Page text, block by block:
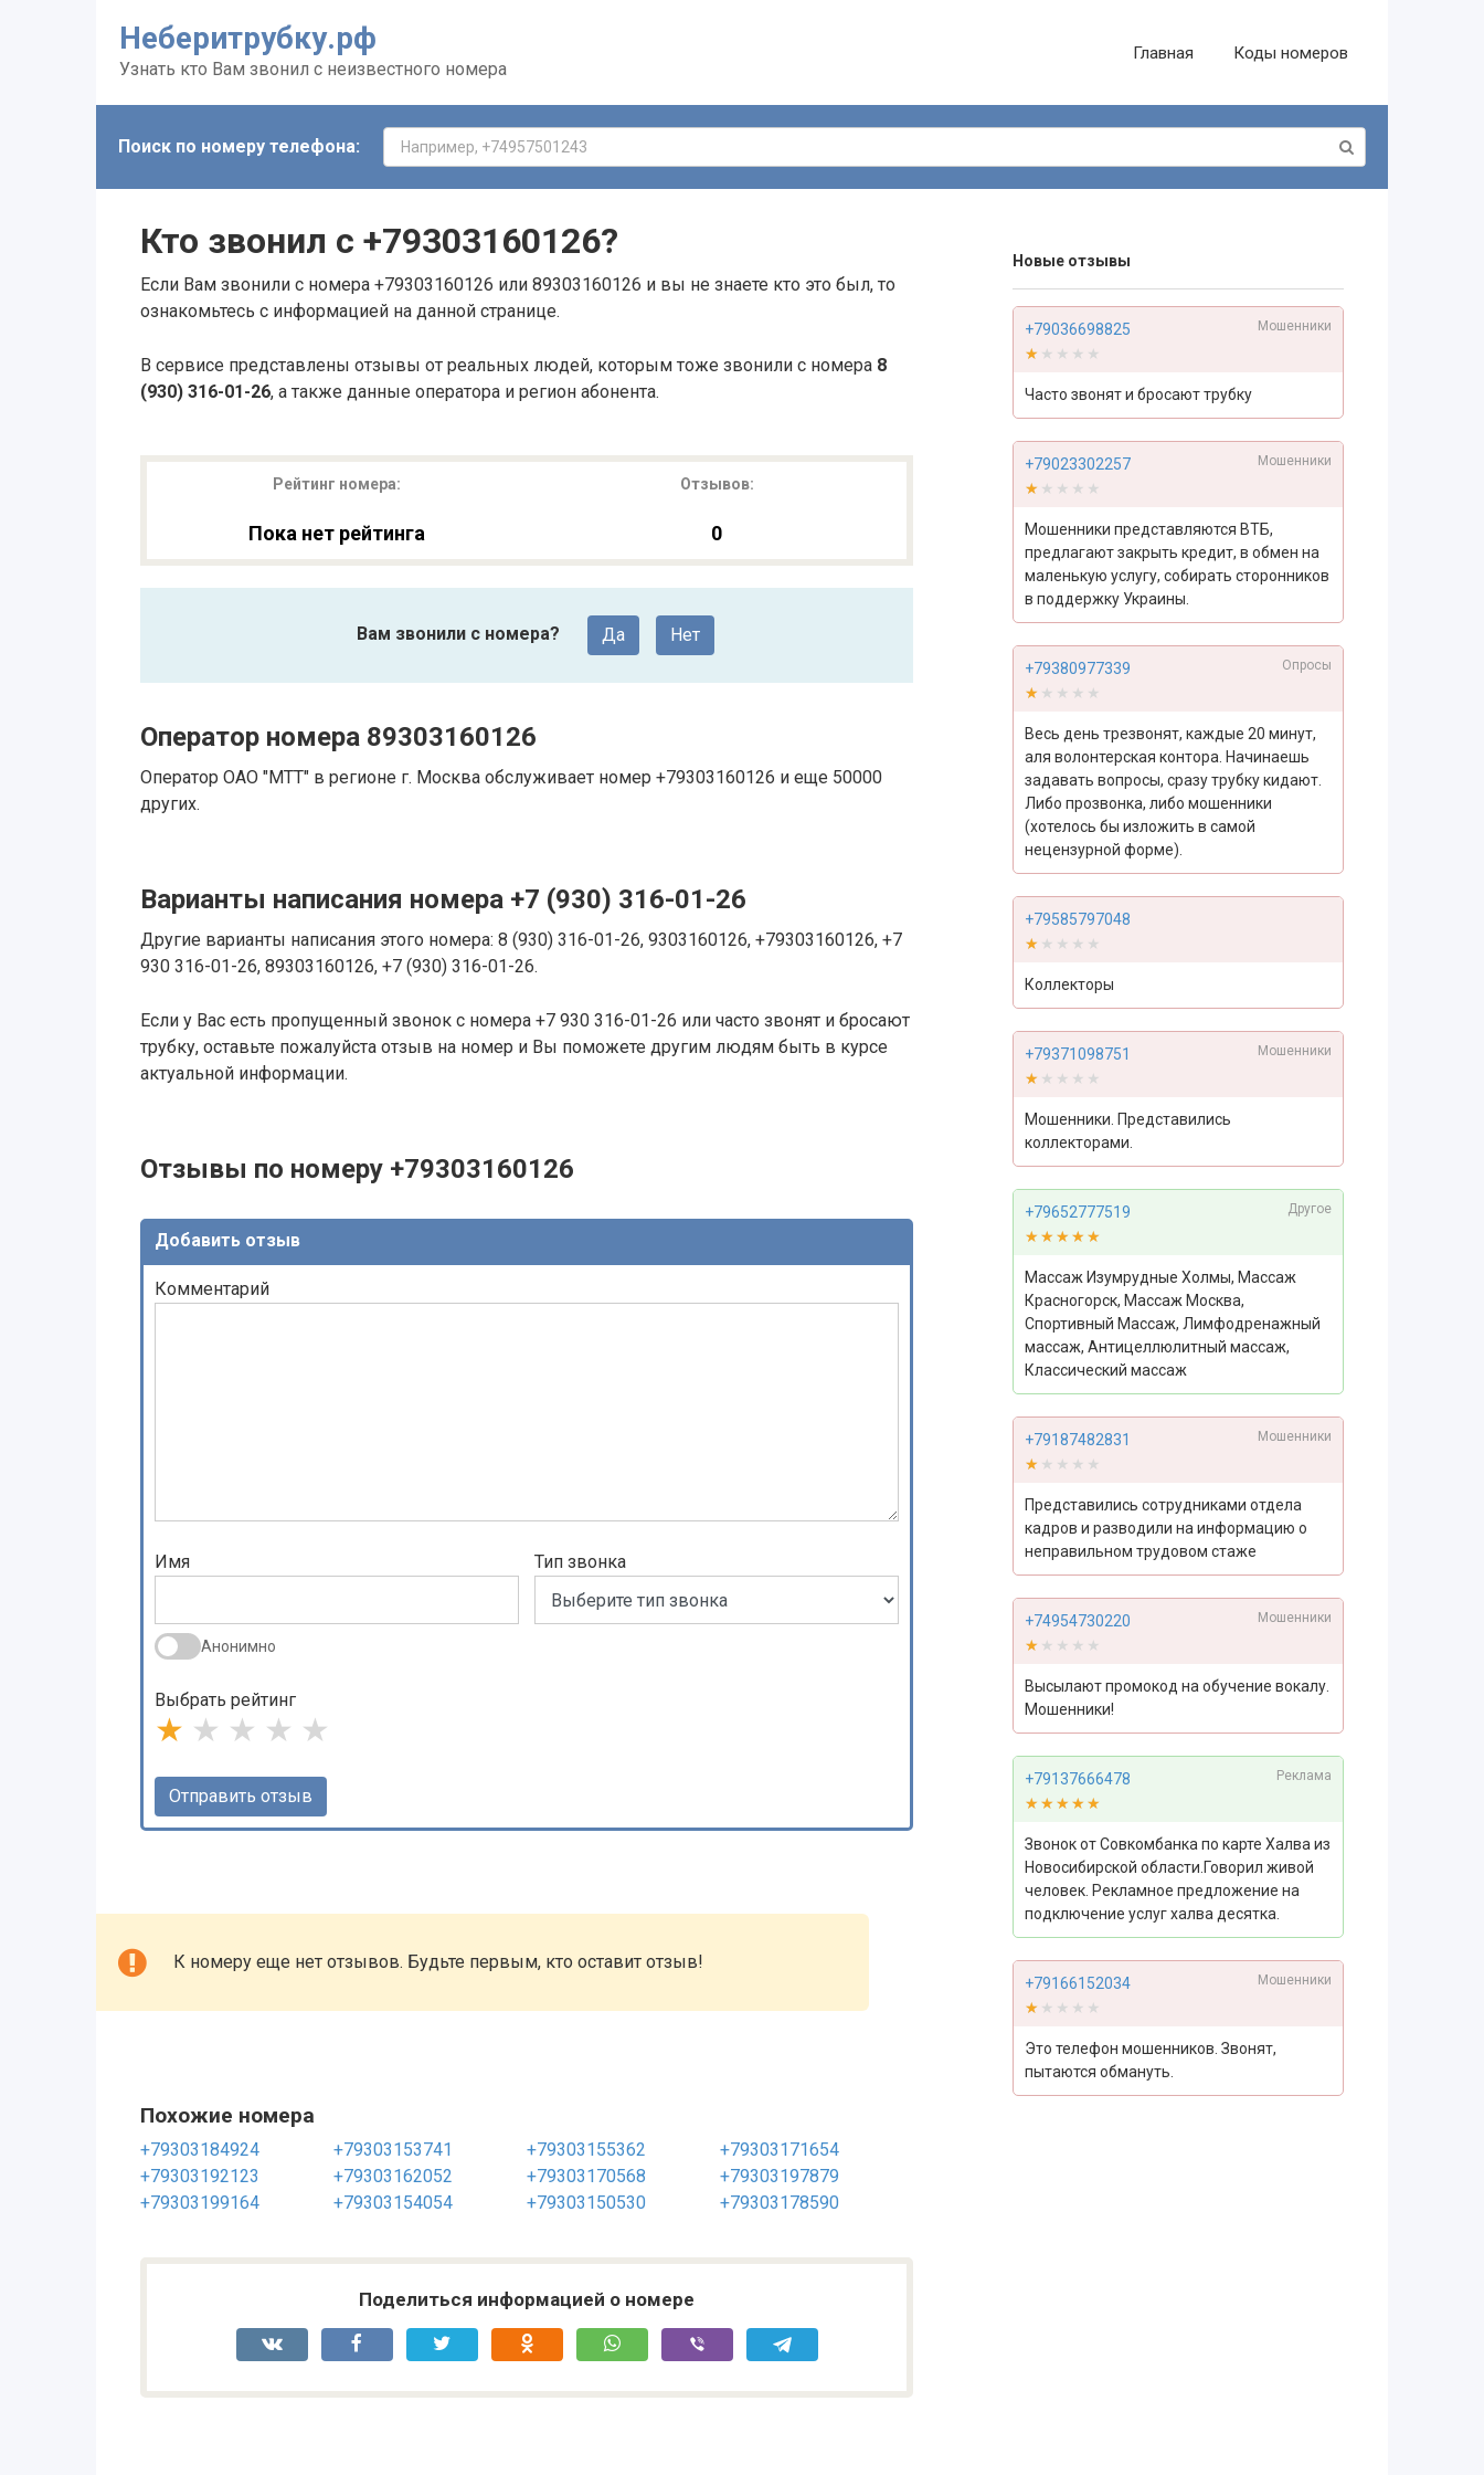
Неберитрубку.рф
Узнать кто Вам звонил с неизвестного номера
Главная Коды номеров
Поиск по номеру телефона:
Кто звонил с +79303160126?
Если Вам звонили с номера +79303160126 или 89303160126 и вы не знаете кто это был, то
ознакомьтесь с информацией на данной странице.
В сервисе представлены отзывы от реальных людей, которым тоже звонили с номера 8
(930) 316-01-26, а также данные оператора и регион абонента.
Рейтинг номера:
Пока нет рейтинга
Отзывов:
0
Вам звонили с номера? Да Нет
Оператор номера 89303160126
Оператор ОАО "МТТ" в регионе г. Москва обслуживает номер +79303160126 и еще 50000
других.
Варианты написания номера +7 (930) 316-01-26
Другие варианты написания этого номера: 8 (930) 316-01-26, 9303160126, +79303160126, +7
930 316-01-26, 89303160126, +7 (930) 316-01-26.
Если у Вас есть пропущенный звонок с номера +7 930 316-01-26 или часто звонят и бросают
трубку, оставьте пожалуйста отзыв на номер и Вы поможете другим людям быть в курсе
актуальной информации.
Отзывы по номеру +79303160126
Добавить отзыв
Комментарий
Имя
Анонимно
Тип звонка
Выбрать рейтинг
★ ★ ★ ★ ★
К номеру еще нет отзывов. Будьте первым, кто оставит отзыв!
Похожие номера
+79303184924 +79303153741 +79303155362
+79303171654
+79303192123
+79303162052 +79303170568
+79303197879
+79303199164
+79303154054 +79303150530 +79303178590
Поделиться информацией о номере
Новые отзывы
+79036698825 Мошенники
★★★★★
★★★★★
Часто звонят и бросают трубку
+79023302257 Мошенники
★★★★★
★★★★★
Мошенники представляются ВТБ,
предлагают закрыть кредит, в обмен на
маленькую услугу, собирать сторонников
в поддержку Украины.
+79380977339 Опросы
★★★★★
★★★★★
Весь день трезвонят, каждые 20 минут,
аля волонтерская контора. Начинаешь
задавать вопросы, сразу трубку кидают.
Либо прозвонка, либо мошенники
(хотелось бы изложить в самой
нецензурной форме).
+79585797048
★★★★★
★★★★★
Коллекторы
+79371098751 Мошенники
★★★★★
★★★★★
Мошенники. Представились
коллекторами.
+79652777519 Другое
★★★★★
★★★★★
Массаж Изумрудные Холмы, Массаж
Красногорск, Массаж Москва,
Спортивный Массаж, Лимфодренажный
массаж, Антицеллюлитный массаж,
Классический массаж
+79187482831 Мошенники
★★★★★
★★★★★
Представились сотрудниками отдела
кадров и разводили на информацию о
неправильном трудовом стаже
+74954730220 Мошенники
★★★★★
★★★★★
Высылают промокод на обучение вокалу.
Мошенники!
+79137666478 Реклама
★★★★★
★★★★★
Звонок от Совкомбанка по карте Халва из
Новосибирской области.Говорил живой
человек. Рекламное предложение на
подключение услуг халва десятка.
+79166152034 Мошенники
★★★★★
★★★★★
Это телефон мошенников. Звонят,
пытаются обмануть.